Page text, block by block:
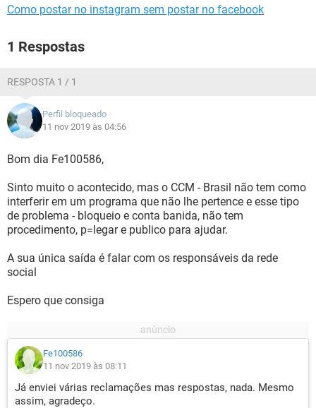
Como postar no instagram sem postar no facebook
1 Respostas
RESPOSTA 1 / 1
Perfil bloqueado
11 nov 2019 às 04:56
Bom dia Fe100586,
Sinto muito o acontecido, mas o CCM - Brasil não tem como
interferir em um programa que não lhe pertence e esse tipo
de problema - bloqueio e conta banida, não tem
procedimento, p=legar e publico para ajudar.
A sua única saída é falar com os responsáveis da rede
social
Espero que consiga
Fe100586
11 nov 2019 às 08:11
Já enviei várias reclamações mas respostas, nada. Mesmo
assim, agradeço.